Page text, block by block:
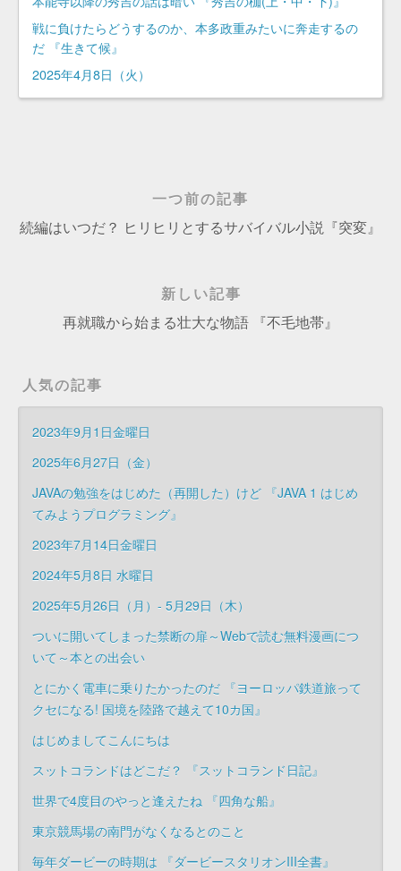
戦に負けたらどうするのか、本多政重みたいに奔走するの
だ 『生きて候』
2025年4月8日（火）
一つ前の記事
続編はいつだ？ ヒリヒリとするサバイバル小説『突変』
新しい記事
再就職から始まる壮大な物語 『不毛地帯』
人気の記事
2023年9月1日金曜日
2025年6月27日（金）
JAVAの勉強をはじめた（再開した）けど 『JAVA 1 はじめ
てみようプログラミング』
2023年7月14日金曜日
2024年5月8日 水曜日
2025年5月26日（月）- 5月29日（木）
ついに開いてしまった禁断の扉～Webで読む無料漫画につ
いて～本との出会い
とにかく電車に乗りたかったのだ 『ヨーロッパ鉄道旅って
クセになる! 国境を陸路で越えて10カ国』
はじめましてこんにちは
スットコランドはどこだ？ 『スットコランド日記』
世界で4度目のやっと逢えたね 『四角な船』
東京競馬場の南門がなくなるとのこと
毎年ダービーの時期は 『ダービースタリオンIII全書』